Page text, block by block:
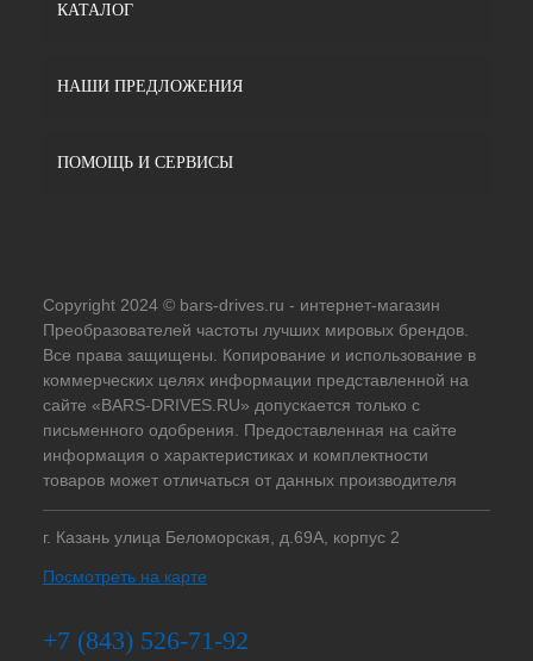
КАТАЛОГ
НАШИ ПРЕДЛОЖЕНИЯ
ПОМОЩЬ И СЕРВИСЫ
Copyright 2024 © bars-drives.ru - интернет-магазин
Преобразователей частоты лучших мировых брендов.
Все права защищены. Копирование и использование в
коммерческих целях информации представленной на
сайте «BARS-DRIVES.RU» допускается только с
письменного одобрения. Предоставленная на сайте
информация о характеристиках и комплектности
товаров может отличаться от данных производителя
г. Казань улица Беломорская, д.69А, корпус 2
Посмотреть на карте
+7 (843) 526-71-92